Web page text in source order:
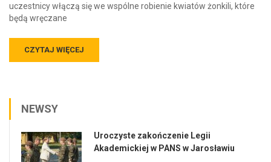
uczestnicy włączą się we wspólne robienie kwiatów żonkili, które
będą wręczane
CZYTAJ WIĘCEJ
NEWSY
Uroczyste zakończenie Legii
Akademickiej w PANS w Jarosławiu